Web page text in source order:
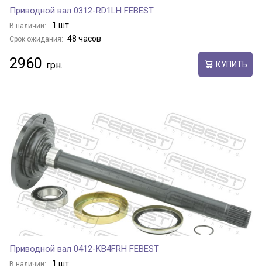
Приводной вал 0312-RD1LH FEBEST
В наличии: 1 шт.
Срок ожидания: 48 часов
2960 КУПИТЬ
Приводной вал 0412-KB4FRH FEBEST
В наличии: 1 шт.